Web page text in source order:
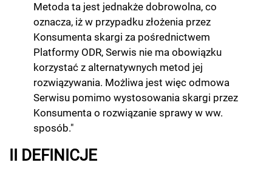
Metoda ta jest jednakże dobrowolna, co
oznacza, iż w przypadku złożenia przez
Konsumenta skargi za pośrednictwem
Platformy ODR, Serwis nie ma obowiązku
korzystać z alternatywnych metod jej
rozwiązywania. Możliwa jest więc odmowa
Serwisu pomimo wystosowania skargi przez
Konsumenta o rozwiązanie sprawy w ww.
sposób."
II DEFINICJE